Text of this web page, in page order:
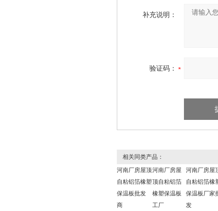
补充说明：
验证码：
相关同类产品：
河南厂房屋顶
自粘铝箔橡塑
保温板批发
商
河南厂房屋
顶自粘铝箔
橡塑保温板
工厂
河南厂房屋
自粘铝箔橡
保温板厂家
发